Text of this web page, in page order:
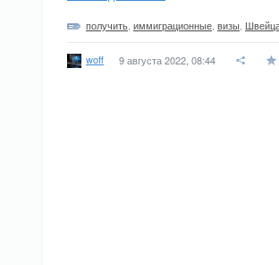
получить иммиграционные визы
woff 9 августа 2022, 08:44